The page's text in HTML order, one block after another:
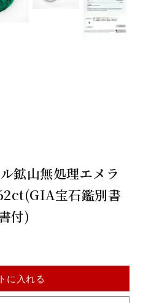
鉱山無処理エメラ
宝石鑑別書
付)
に入れる